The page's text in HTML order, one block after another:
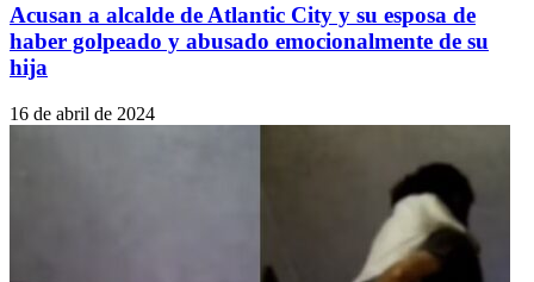
Acusan a alcalde de Atlantic City y su esposa de
haber golpeado y abusado emocionalmente de su
hija
16 de abril de 2024